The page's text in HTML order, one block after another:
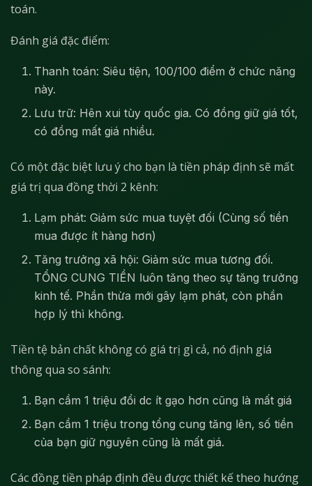
toán.
Đánh giá đặc điểm:
Thanh toán: Siêu tiện, 100/100 điểm ở chức năng
này.
Lưu trữ: Hên xui tùy quốc gia. Có đồng giữ giá tốt,
có đồng mất giá nhiều.
Có một đặc biệt lưu ý cho bạn là tiền pháp định sẽ mất
giá trị qua đồng thời 2 kênh:
Lạm phát: Giảm sức mua tuyệt đối (Cùng số tiền
mua được ít hàng hơn)
Tăng trưởng xã hội: Giảm sức mua tương đối.
TỔNG CUNG TIỀN luôn tăng theo sự tăng trưởng
kinh tế. Phần thừa mới gây lạm phát, còn phần
hợp lý thì không.
Tiền tệ bản chất không có giá trị gì cả, nó định giá
thông qua so sánh:
Bạn cầm 1 triệu đổi dc ít gạo hơn cũng là mất giá
Bạn cầm 1 triệu trong tổng cung tăng lên, số tiền
của bạn giữ nguyên cũng là mất giá.
Các đồng tiền pháp định đều được thiết kế theo hướng